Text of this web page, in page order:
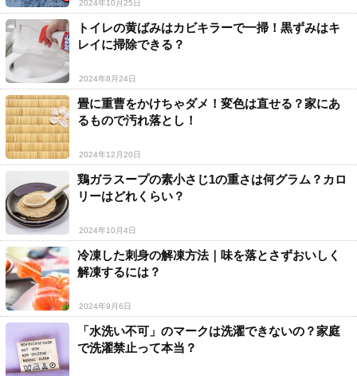
2024年10月25日
トイレの黄ばみはカビキラーで一掃！黒ずみはキ
レイに掃除できる？
2024年8月24日
畳に重曹をかけちゃダメ！変色は直せる？家にあ
るもので汚れ落とし！
2024年12月20日
鶏ガラスープの素小さじ1の重さは何グラム？カロ
リーはどれくらい？
2024年10月4日
冷凍した刺身の解凍方法｜味を落とさずおいしく
解凍するには？
2024年9月6日
「水洗い不可」のマークは洗濯できないの？家庭
で洗濯禁止って本当？